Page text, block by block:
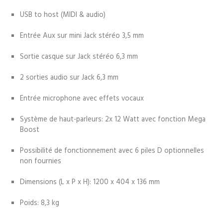
USB to host (MIDI & audio)
Entrée Aux sur mini Jack stéréo 3,5 mm
Sortie casque sur Jack stéréo 6,3 mm
2 sorties audio sur Jack 6,3 mm
Entrée microphone avec effets vocaux
Système de haut-parleurs: 2x 12 Watt avec fonction Mega
Boost
Possibilité de fonctionnement avec 6 piles D optionnelles
non fournies
Dimensions (L x P x H): 1200 x 404 x 136 mm
Poids: 8,3 kg